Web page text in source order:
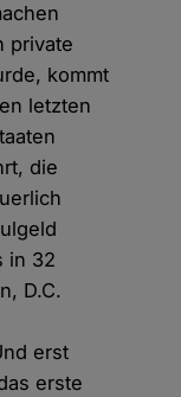
private
kommt
letzten
die
in 32
D.C.
erst
erste